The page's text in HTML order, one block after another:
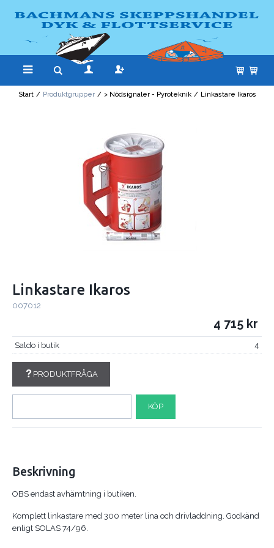
Start / Produktgrupper / > Nödsignaler - Pyroteknik / Linkastare Ikaros
Linkastare Ikaros
007012
4 715
Saldo i butik 4
PRODUKTFRÅGA
KÖP
Beskrivning
OBS endast avhämtning i butiken.
Komplett linkastare med 300 meter lina och drivladdning. Godkänd
enligt SOLAS 74/96.